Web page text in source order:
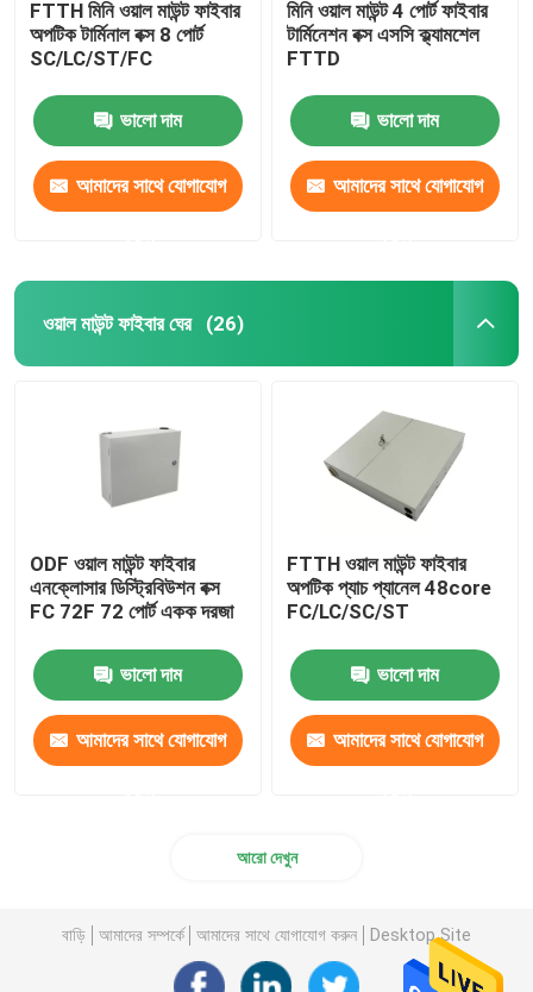
FTTH মিনি ওয়াল মাউন্ট ফাইবার
অপটিক টার্মিনাল বক্স 8 পোর্ট
SC/LC/ST/FC
ভালো দাম
আমাদের সাথে যোগাযোগ
মিনি ওয়াল মাউন্ট 4 পোর্ট ফাইবার
টার্মিনেশন বক্স এসসি ক্ল্যামশেল
FTTD
ভালো দাম
আমাদের সাথে যোগাযোগ
ওয়াল মাউন্ট ফাইবার ঘের (26)
ODF ওয়াল মাউন্ট ফাইবার
এনক্লোসার ডিস্ট্রিবিউশন বক্স
FC 72F 72 পোর্ট একক দরজা
ভালো দাম
আমাদের সাথে যোগাযোগ
FTTH ওয়াল মাউন্ট ফাইবার
অপটিক প্যাচ প্যানেল 48core
FC/LC/SC/ST
ভালো দাম
আমাদের সাথে যোগাযোগ
আরো দেখুন
বাড়ি আমাদের সম্পর্কে আমাদের সাথে যোগাযোগ করুন Desktop Site